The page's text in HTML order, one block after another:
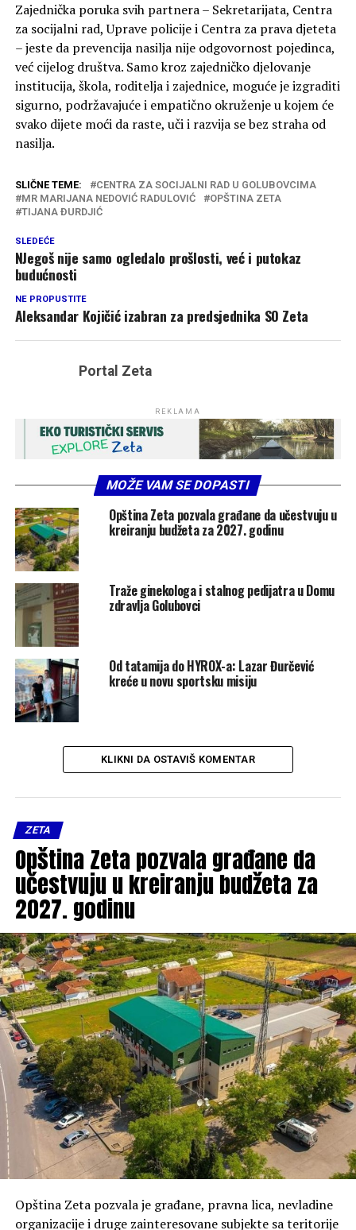
Zajednička poruka svih partnera – Sekretarijata, Centra
za socijalni rad, Uprave policije i Centra za prava djeteta
– jeste da prevencija nasilja nije odgovornost pojedinca,
već cijelog društva. Samo kroz zajedničko djelovanje
institucija, škola, roditelja i zajednice, moguće je izgraditi
sigurno, podržavajuće i empatično okruženje u kojem će
svako dijete moći da raste, uči i razvija se bez straha od
nasilja.
SLIČNE TEME:
CENTRA ZA SOCIJALNI RAD U GOLUBOVCIMA
MR MARIJANA NEDOVIĆ RADULOVIĆ
OPŠTINA ZETA
TIJANA ĐURDJIĆ
SLEDEĆE
NJegoš nije samo ogledalo prošlosti, već i putokaz
budućnosti
NE PROPUSTITE
Aleksandar Kojičić izabran za predsjednika SO Zeta
Portal Zeta
REKLAMA
MOŽE VAM SE DOPASTI
Opština Zeta pozvala građane da učestvuju u
kreiranju budžeta za 2027. godinu
Traže ginekologa i stalnog pedijatra u Domu
zdravlja Golubovci
Od tatamija do HYROX-a: Lazar Đurčević
kreće u novu sportsku misiju
KLIKNI DA OSTAVIŠ KOMENTAR
ZETA
Opština Zeta pozvala građane da
učestvuju u kreiranju budžeta za
2027. godinu
Opština Zeta pozvala je građane, pravna lica, nevladine
organizacije i druge zainteresovane subjekte sa teritorije